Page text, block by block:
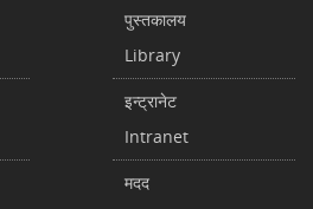
पुस्तकालय
Library
इन्ट्रानेट
Intranet
मदद